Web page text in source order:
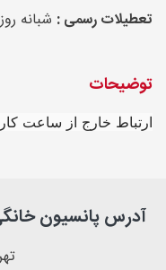
تعطیلات رسمی : شبانه
توضیحات
ارتباط خارج از ساعت
آدرس پانسیون